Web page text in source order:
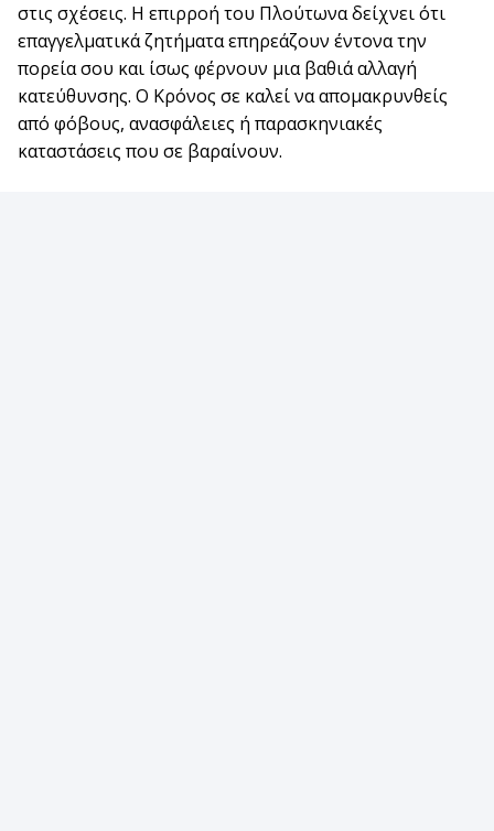
στις σχέσεις. Η επιρροή του Πλούτωνα δείχνει ότι
επαγγελματικά ζητήματα επηρεάζουν έντονα την
πορεία σου και ίσως φέρνουν μια βαθιά αλλαγή
κατεύθυνσης. Ο Κρόνος σε καλεί να απομακρυνθείς
από φόβους, ανασφάλειες ή παρασκηνιακές
καταστάσεις που σε βαραίνουν.